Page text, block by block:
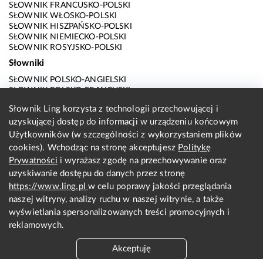
SŁOWNIK FRANCUSKO-POLSKI
SŁOWNIK WŁOSKO-POLSKI
SŁOWNIK HISZPAŃSKO-POLSKI
SŁOWNIK NIEMIECKO-POLSKI
SŁOWNIK ROSYJSKO-POLSKI
Słowniki
SŁOWNIK POLSKO-ANGIELSKI
SŁOWNIK POLSKO-FRANCUSKI
SŁOWNIK POLSKO-HISZPAŃSKI
SŁOWNIK POLSKO-NIEMIECKI
SŁOWNIK POLSKO-ROSYJSKI
SŁOWNIK ANGIELSKO-POLSKI
SŁOWNIK FRANCUSKO-POLSKI
SŁOWNIK WŁOSKO-POLSKI
SŁOWNIK HISZPAŃSKO-POLSKI
SŁOWNIK NIEMIECKO-POLSKI
SŁOWNIK ROSYJSKO-POLSKI
O nas
KONTAKT Z REDAKCJĄ
Słownik Ling korzysta z technologii przechowującej i
uzyskującej dostęp do informacji w urządzeniu końcowym
Użytkowników (w szczególności z wykorzystaniem plików
cookies). Wchodząc na stronę akceptujesz Politykę
Prywatności i wyrażasz zgodę na przechowywanie oraz
uzyskiwanie dostępu do danych przez stronę
https://www.ling.plw celu poprawy jakości przeglądania
naszej witryny, analizy ruchu w naszej witrynie, a także
wyświetlania spersonalizowanych treści promocyjnych i
reklamowych.
Akceptuję